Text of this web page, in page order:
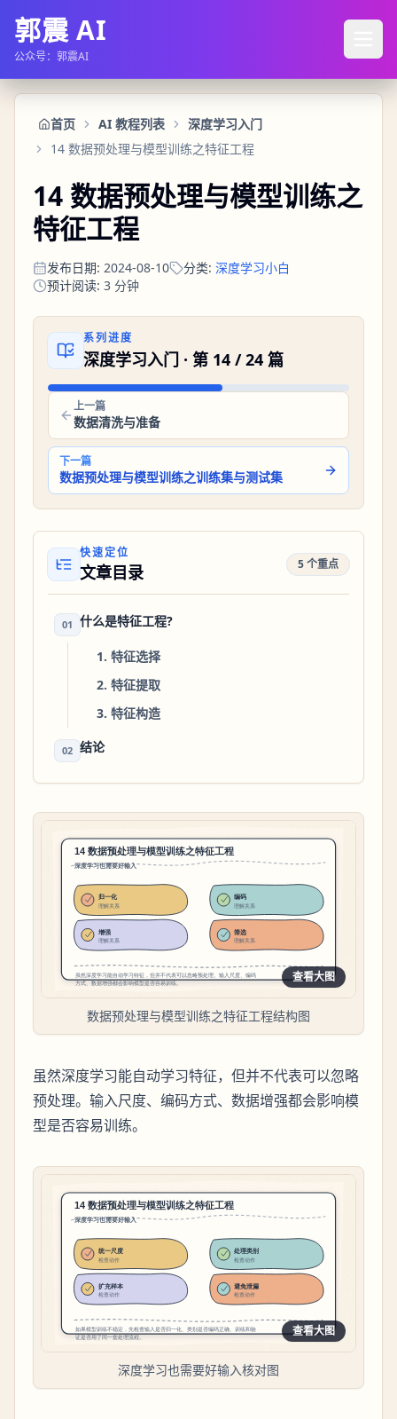
郭震 AI
公众号：郭震AI
首页 AI 教程列表
深度学习入门
14 数据预处理与模型训练之特征工程
14 数据预处理与模型训练之
特征工程
发布日期: 2024-08-10 分类: 深度学习小白
预计阅读: 3 分钟
系列进度
深度学习入门 · 第 14 /24 篇
上一篇
数据清洗与准备
下一篇
数据预处理与模型训练之训练集与测试集
快速定位
文章目录 5 个重点
01 什么是特征工程?
1. 特征选择
2. 特征提取
3. 特征构造
02 结论
查看大图
数据预处理与模型训练之特征工程结构图
虽然深度学习能自动学习特征，但并不代表可以忽略
预处理。输入尺度、编码方式、数据增强都会影响模
型是否容易训练。
查看大图
深度学习也需要好输入核对图